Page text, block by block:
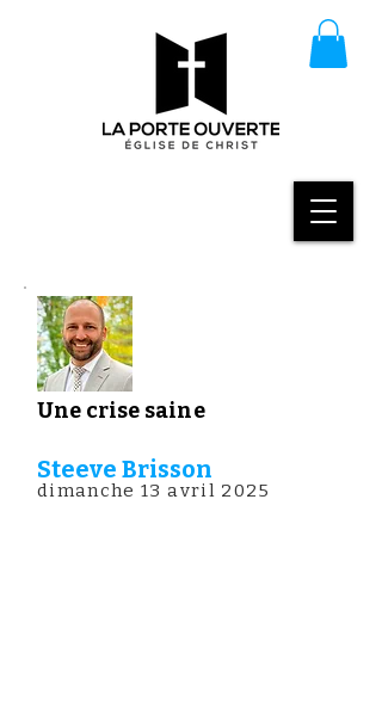
Une crise saine
Steeve Brisson
dimanche 13 avril 2025